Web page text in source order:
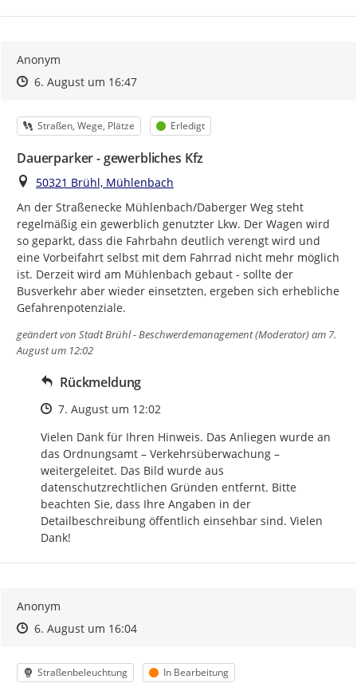
Anonym
Zeitpunkt des Erstellens
Zeitpunkt des Erstellens
6. August um 16:47Zur Äußerung
Kategorie
Straßen, Wege, Plätze Status
Erledigt
Dauerparker - gewerbliches Kfz
Ort
50321 Brühl, Mühlenbach
An der Straßenecke Mühlenbach/Daberger Weg steht
regelmäßig ein gewerblich genutzter Lkw. Der Wagen wird
so geparkt, dass die Fahrbahn deutlich verengt wird und
eine Vorbeifahrt selbst mit dem Fahrrad nicht mehr möglich
ist. Derzeit wird am Mühlenbach gebaut - sollte der
Busverkehr aber wieder einsetzten, ergeben sich erhebliche
Gefahrenpotenziale.
geändert von Stadt Brühl - Beschwerdemanagement (Moderator)am 7.
August um 12:02
Rückmeldung
Zeitpunkt des Erstellens
7. August um 12:02
Vielen Dank für Ihren Hinweis. Das Anliegen wurde an
das Ordnungsamt – Verkehrsüberwachung –
weitergeleitet. Das Bild wurde aus
datenschutzrechtlichen Gründen entfernt. Bitte
beachten Sie, dass Ihre Angaben in der
Detailbeschreibung öffentlich einsehbar sind. Vielen
Dank!
Anonym
Zeitpunkt des Erstellens
Zeitpunkt des Erstellens
6. August um 16:04Zur Äußerung
Kategorie
Straßenbeleuchtung Status
In Bearbeitung